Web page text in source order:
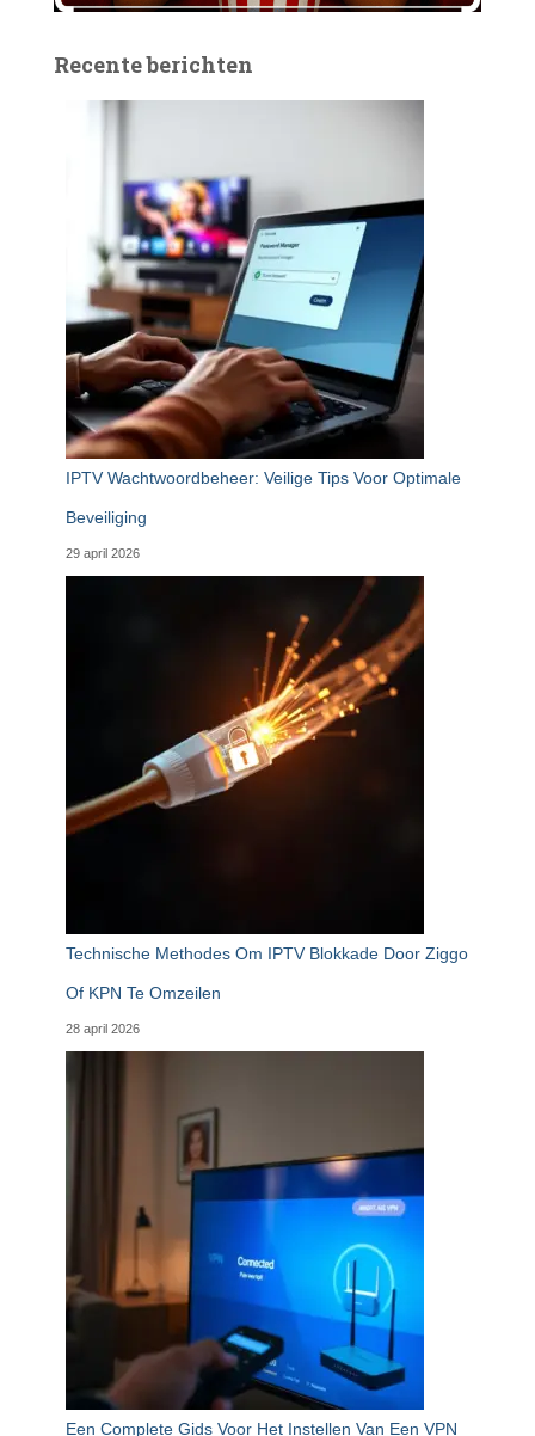
Recente berichten
IPTV Wachtwoordbeheer: Veilige Tips Voor Optimale
Beveiliging
29 april 2026
Technische Methodes Om IPTV Blokkade Door Ziggo
Of KPN Te Omzeilen
28 april 2026
Een Complete Gids Voor Het Instellen Van Een VPN